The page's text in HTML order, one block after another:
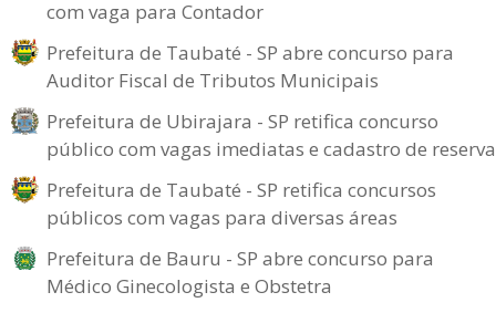
com vaga para Contador
Prefeitura de Taubaté - SP abre concurso para
Auditor Fiscal de Tributos Municipais
Prefeitura de Ubirajara - SP retifica concurso
público com vagas imediatas e cadastro de reserva
Prefeitura de Taubaté - SP retifica concursos
públicos com vagas para diversas áreas
Prefeitura de Bauru - SP abre concurso para
Médico Ginecologista e Obstetra